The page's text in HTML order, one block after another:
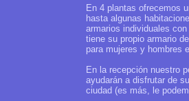
En 4 plantas ofrecemos
hasta algunas
armarios individuales
tiene su propio armario
para mujeres y hombres
En la recepción nuestro
ayudarán a disfrutar de
ciudad (es más, le